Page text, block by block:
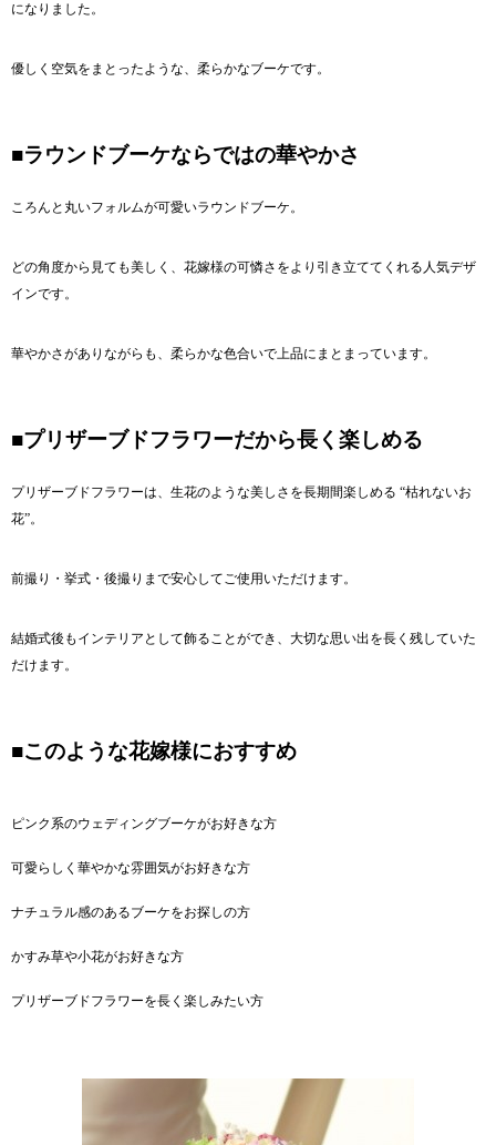
になりました。
優しく空気をまとったような、柔らかなブーケです。
■ラウンドブーケならではの華やかさ
ころんと丸いフォルムが可愛いラウンドブーケ。
どの角度から見ても美しく、花嫁様の可憐さをより引き立ててくれる人気デザ
インです。
華やかさがありながらも、柔らかな色合いで上品にまとまっています。
■プリザーブドフラワーだから長く楽しめる
プリザーブドフラワーは、生花のような美しさを長期間楽しめる “枯れないお
花”。
前撮り・挙式・後撮りまで安心してご使用いただけます。
結婚式後もインテリアとして飾ることができ、大切な思い出を長く残していた
だけます。
■このような花嫁様におすすめ
ピンク系のウェディングブーケがお好きな方
可愛らしく華やかな雰囲気がお好きな方
ナチュラル感のあるブーケをお探しの方
かすみ草や小花がお好きな方
プリザーブドフラワーを長く楽しみたい方